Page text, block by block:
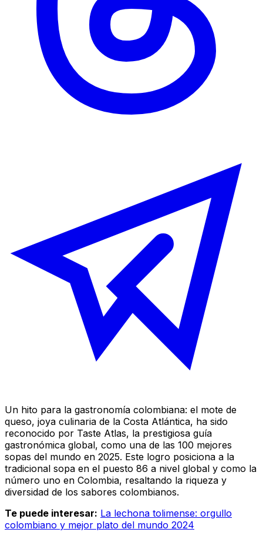
Un hito para la gastronomía colombiana: el mote de
queso, joya culinaria de la Costa Atlántica, ha sido
reconocido por Taste Atlas, la prestigiosa guía
gastronómica global, como una de las 100 mejores
sopas del mundo en 2025. Este logro posiciona a la
tradicional sopa en el puesto 86 a nivel global y como la
número uno en Colombia, resaltando la riqueza y
diversidad de los sabores colombianos.
Te puede interesar: La lechona tolimense: orgullo
colombiano y mejor plato del mundo 2024